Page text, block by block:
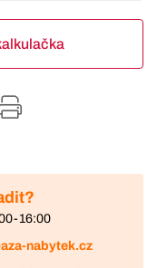
16:00
nabytek.cz